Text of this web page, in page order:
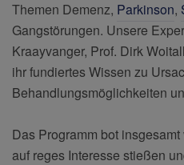
Themen Demenz, Parkinson,
Gangstörungen. Unsere
Kraayvanger, Prof. Dirk
ihr fundiertes Wissen zu
Behandlungsmöglichkeiten
Das Programm bot
auf reges Interesse stießen